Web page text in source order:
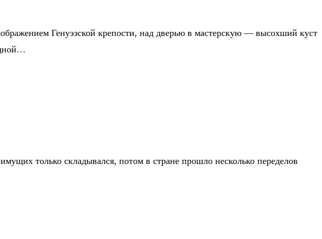
Генуэзской крепости, над дверью в мастерскую — высохший куст
только складывался, потом в стране прошло несколько переделов